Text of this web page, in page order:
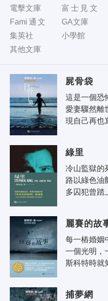
電擊文庫
富士見文
庫
Fami通文
庫
GA文庫
集英社
小學館
其他文庫
屍骨袋
這是一個恐
愛妻驟然離
現自己再也
綠里
冷山監獄的
路以綠色油
多囚犯曾踏
麗賽的故
每一樁婚姻
一個光明，
斯科特時就
捕夢網